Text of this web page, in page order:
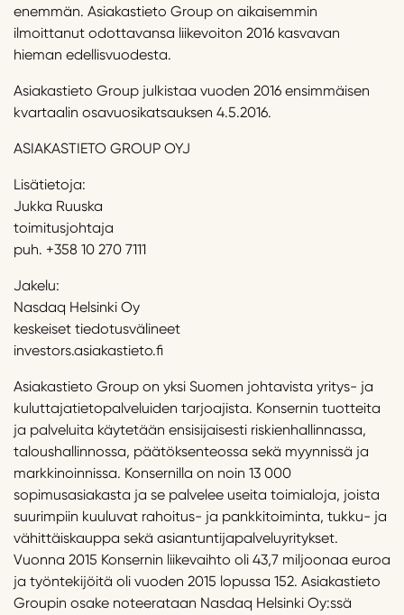
enemmän. Asiakastieto Group on aikaisemmin
ilmoittanut odottavansa liikevoiton 2016 kasvavan
hieman edellisvuodesta.
Asiakastieto Group julkistaa vuoden 2016 ensimmäisen
kvartaalin osavuosikatsauksen 4.5.2016.
ASIAKASTIETO GROUP OYJ
Lisätietoja:
Jukka Ruuska
toimitusjohtaja
puh. +358 10 270 7111
Jakelu:
Nasdaq Helsinki Oy
keskeiset tiedotusvälineet
investors.asiakastieto.fi
Asiakastieto Group on yksi Suomen johtavista yritys- ja
kuluttajatietopalveluiden tarjoajista. Konsernin tuotteita
ja palveluita käytetään ensisijaisesti riskienhallinnassa,
taloushallinnossa, päätöksenteossa sekä myynnissä ja
markkinoinnissa. Konsernilla on noin 13 000
sopimusasiakasta ja se palvelee useita toimialoja, joista
suurimpiin kuuluvat rahoitus- ja pankkitoiminta, tukku- ja
vähittäiskauppa sekä asiantuntijapalveluyritykset.
Vuonna 2015 Konsernin liikevaihto oli 43,7 miljoonaa euroa
ja työntekijöitä oli vuoden 2015 lopussa 152. Asiakastieto
Groupin osake noteerataan Nasdaq Helsinki Oy:ssä